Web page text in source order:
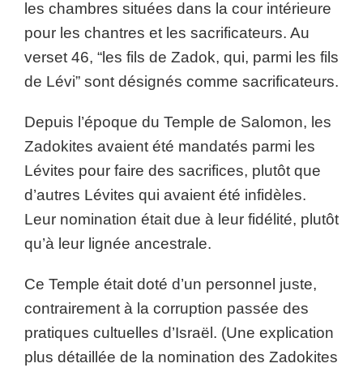
les chambres situées dans la cour intérieure
pour les chantres et les sacrificateurs. Au
verset 46, “les fils de Zadok, qui, parmi les fils
de Lévi” sont désignés comme sacrificateurs.
Depuis l’époque du Temple de Salomon, les
Zadokites avaient été mandatés parmi les
Lévites pour faire des sacrifices, plutôt que
d’autres Lévites qui avaient été infidèles.
Leur nomination était due à leur fidélité, plutôt
qu’à leur lignée ancestrale.
Ce Temple était doté d’un personnel juste,
contrairement à la corruption passée des
pratiques cultuelles d’Israël. (Une explication
plus détaillée de la nomination des Zadokites